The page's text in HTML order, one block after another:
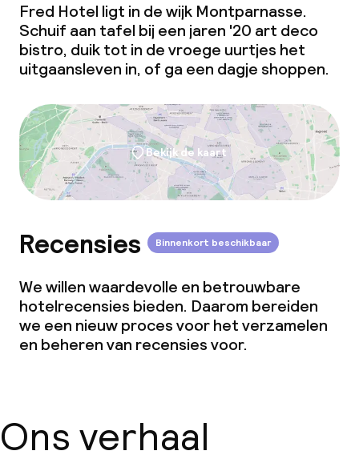
Fred Hotel ligt in de wijk Montparnasse.
Schuif aan tafel bij een jaren '20 art deco
bistro, duik tot in de vroege uurtjes het
uitgaansleven in, of ga een dagje shoppen.
Bekijk de kaart
Recensies Binnenkort beschikbaar
We willen waardevolle en betrouwbare
hotelrecensies bieden. Daarom bereiden
we een nieuw proces voor het verzamelen
en beheren van recensies voor.
Ons verhaal